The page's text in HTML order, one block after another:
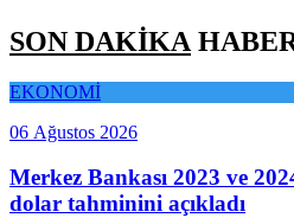
SON DAKİKA
EKONOMİ
06 Ağustos 2026
Merkez Bankası 2023 ve
dolar tahminini açıkladı